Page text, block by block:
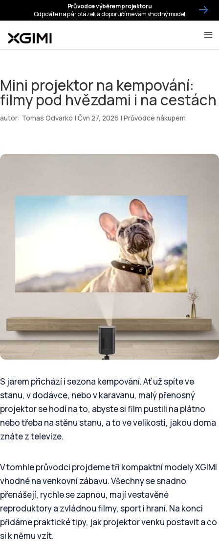
Mini projektor na kempování:
filmy pod hvězdami i na cestách
autor: Tomas Odvarko | Čvn 27, 2026 | Průvodce nákupem
S jarem přichází i sezona kempování. Ať už spíte ve
stanu, v dodávce, nebo v karavanu, malý přenosný
projektor se hodí na to, abyste si film pustili na plátno
nebo třeba na stěnu stanu, a to ve velikosti, jakou doma
znáte z televize.
V tomhle průvodci projdeme tři kompaktní modely XGIMI
vhodné na venkovní zábavu. Všechny se snadno
přenášejí, rychle se zapnou, mají vestavěné
reproduktory a zvládnou filmy, sport i hraní. Na konci
přidáme praktické tipy, jak projektor venku postavit a co
si k němu vzít.